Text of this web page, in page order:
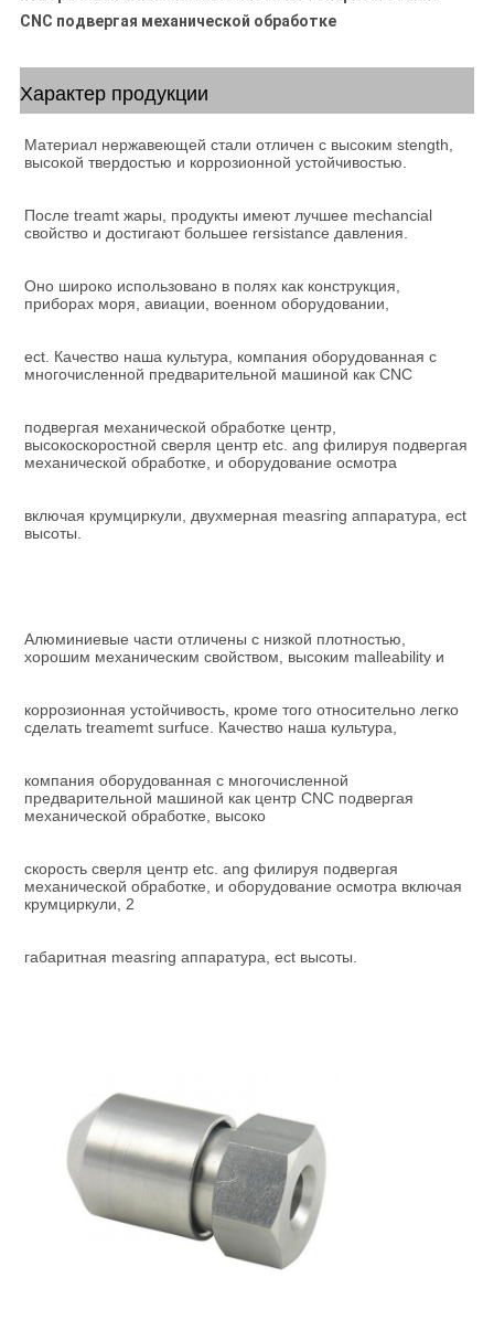
CNC подвергая механической обработке
Характер продукции
Материал нержавеющей стали отличен с высоким stength,
высокой твердостью и коррозионной устойчивостью.
После treamt жары, продукты имеют лучшее mechancial
свойство и достигают большее rersistance давления.
Оно широко использовано в полях как конструкция,
приборах моря, авиации, военном оборудовании,
ect. Качество наша культура, компания оборудованная с
многочисленной предварительной машиной как CNC
подвергая механической обработке центр,
высокоскоростной сверля центр etc. ang филируя подвергая
механической обработке, и оборудование осмотра
включая крумциркули, двухмерная measring аппаратура, ect
высоты.
Алюминиевые части отличены с низкой плотностью,
хорошим механическим свойством, высоким malleability и
коррозионная устойчивость, кроме того относительно легко
сделать treamemt surfuce. Качество наша культура,
компания оборудованная с многочисленной
предварительной машиной как центр CNC подвергая
механической обработке, высоко
скорость сверля центр etc. ang филируя подвергая
механической обработке, и оборудование осмотра включая
крумциркули, 2
габаритная measring аппаратура, ect высоты.